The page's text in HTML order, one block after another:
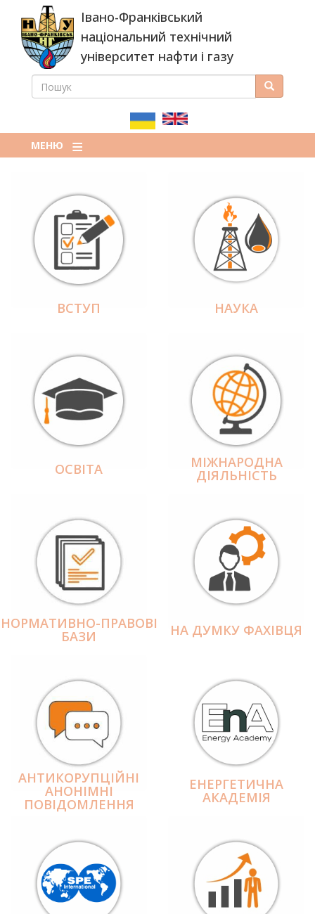
основного
вмісту
Івано-Франківський
національний технічний
університет нафти і газу
ПОШУКОВА
ПОШУК Пошук
МЕНЮ
ВСТУП НАУКА
ОСВІТА МІЖНАРОДНА
ДІЯЛЬНІCТЬ
НОРМАТИВНО-ПРАВОВІ
БАЗИ НА ДУМКУ ФАХІВЦЯ
АНТИКОРУПЦІЙНІ
АНОНІМНІ
ПОВІДОМЛЕННЯ
ЕНЕРГЕТИЧНА
АКАДЕМІЯ